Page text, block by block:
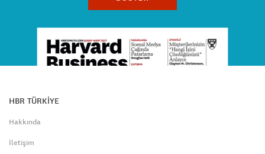
HBR TÜRKİYE
Hakkında
İletişim